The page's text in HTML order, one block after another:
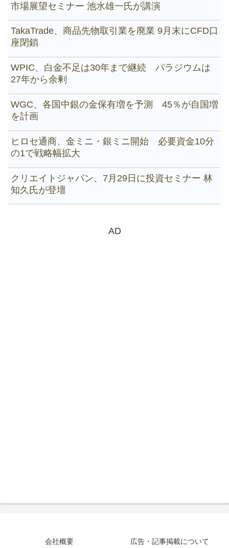
市場展望セミナー 池水雄一氏が講演
TakaTrade、商品先物取引業を廃業 9月末にCFD口
座閉鎖
WPIC、白金不足は30年まで継続 パラジウムは
27年から余剰
WGC、各国中銀の金保有増を予測 45％が自国増
を計画
ヒロセ通商、金ミニ・銀ミニ開始 必要資金10分
の1で戦略幅拡大
クリエイトジャパン、7月29日に投資セミナー 林
知久氏が登壇
AD
会社概要 広告・記事掲載について